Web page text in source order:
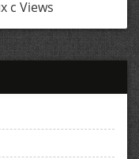
с Views